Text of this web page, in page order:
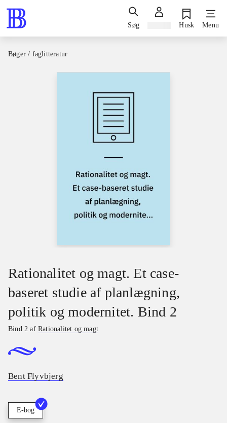
Søg Husk Menu
Bøger / faglitteratur
Rationalitet og magt. Et case-
baseret studie af planlægning,
politik og modernitet. Bind 2
Bind 2 afRationalitet og magt
Bent Flyvbjerg
E-bog